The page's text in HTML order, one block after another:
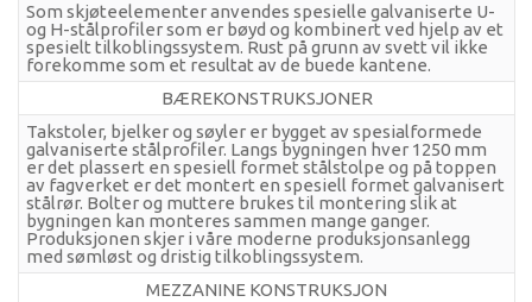
Som skjøteelementer anvendes spesielle galvaniserte U-
og H-stålprofiler som er bøyd og kombinert ved hjelp av et
spesielt tilkoblingssystem. Rust på grunn av svett vil ikke
forekomme som et resultat av de buede kantene.
BÆREKONSTRUKSJONER
Takstoler, bjelker og søyler er bygget av spesialformede
galvaniserte stålprofiler. Langs bygningen hver 1250 mm
er det plassert en spesiell formet stålstolpe og på toppen
av fagverket er det montert en spesiell formet galvanisert
stålrør. Bolter og muttere brukes til montering slik at
bygningen kan monteres sammen mange ganger.
Produksjonen skjer i våre moderne produksjonsanlegg
med sømløst og dristig tilkoblingssystem.
MEZZANINE KONSTRUKSJON